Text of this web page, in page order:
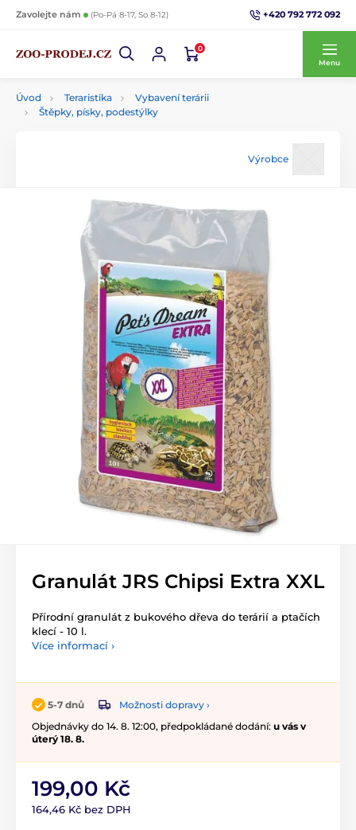
Zavolejte nám (Po-Pá 8-17, So 8-12) +420 792 772 092
0
Menu
Úvod Teraristika
Vybavení terárii
Štěpky, písky, podestýlky
Výrobce
Granulát JRS Chipsi Extra XXL
Přírodní granulát z bukového dřeva do terárií a ptačích
klecí - 10 l.
Více informací ›
5-7 dnů
Možnosti dopravy ›
Objednávky do 14. 8. 12:00, předpokládané dodání: u vás v
úterý 18. 8.
199,00 Kč
164,46 Kč bez DPH